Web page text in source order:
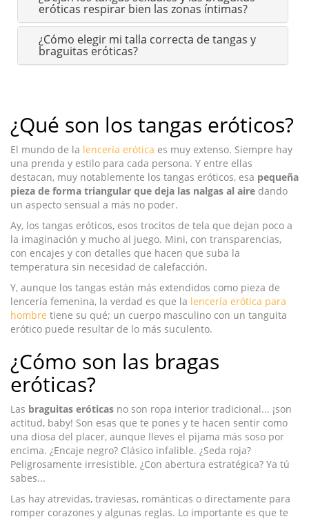
eróticas respirar bien las zonas íntimas?
¿Cómo elegir mi talla correcta de tangas y
braguitas eróticas?
¿Qué son los tangas eróticos?
El mundo de la lencería erótica es muy extenso. Siempre hay
una prenda y estilo para cada persona. Y entre ellas
destacan, muy notablemente los tangas eróticos, esa pequeña
pieza de forma triangular que deja las nalgas al aire dando
un aspecto sensual a más no poder.
Ay, los tangas eróticos, esos trocitos de tela que dejan poco a
la imaginación y mucho al juego. Mini, con transparencias,
con encajes y con detalles que hacen que suba la
temperatura sin necesidad de calefacción.
Y, aunque los tangas están más extendidos como pieza de
lencería femenina, la verdad es que la lencería erótica para
hombre tiene su qué; un cuerpo masculino con un tanguita
erótico puede resultar de lo más suculento.
¿Cómo son las bragas
eróticas?
Las braguitas eróticas no son ropa interior tradicional... ¡son
actitud, baby! Son esas que te pones y te hacen sentir como
una diosa del placer, aunque lleves el pijama más soso por
encima. ¿Encaje negro? Clásico infalible. ¿Seda roja?
Peligrosamente irresistible. ¿Con abertura estratégica? Ya tú
sabes...
Las hay atrevidas, traviesas, románticas o directamente para
romper corazones y algunas reglas. Lo importante es que te